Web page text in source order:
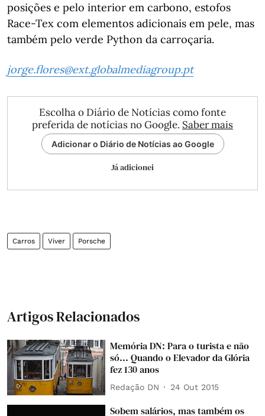
posições e pelo interior em carbono, estofos
Race-Tex com elementos adicionais em pele, mas
também pelo verde Python da carroçaria.
jorge.flores@ext.globalmediagroup.pt
Escolha o Diário de Notícias como fonte
preferida de notícias no Google. Saber mais
Adicionar o Diário de Notícias ao Google
Já adicionei
Carros Viver Porsche
Artigos Relacionados
Memória DN: Para o turista e não
só... Quando o Elevador da Glória
fez 130 anos
Redação DN 24 Out 2015
Sobem salários, mas também os